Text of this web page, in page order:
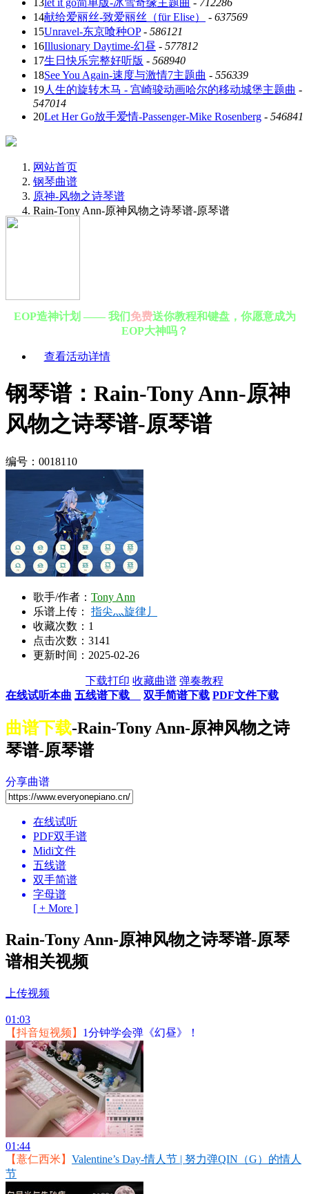
13 let it go简单版-冰雪奇缘主题曲 - 712286
14献给爱丽丝-致爱丽丝（für Elise） - 637569
15Unravel-东京喰种OP- 586121
16Illusionary Daytime-幻昼 - 577812
17生日快乐完整好听版 - 568940
18See You Again-速度与激情7主题曲 - 556339
19人生的旋转木马 - 宫崎骏动画哈尔的移动城堡主题曲 -
547014
20Let Her Go放手爱情-Passenger-Mike Rosenberg - 546841
网站首页
钢琴曲谱
原神-风物之诗琴谱
Rain-Tony Ann-原神风物之诗琴谱-原琴谱
EOP造神计划 —— 我们免费送你教程和键盘，你愿意成为
EOP大神吗？
查看活动详情
钢琴谱：Rain-Tony Ann-原神
风物之诗琴谱-原琴谱
编号：0018110
歌手/作者： Tony Ann
乐谱上传： 指尖灬旋律丿
收藏次数： 1
点击次数：3141
更新时间：2025-02-26
下载打印 收藏曲谱 弹奏教程
在线试听本曲 五线谱下载 双手简谱下载 PDF文件下载
曲谱下载-Rain-Tony Ann-原神风物之诗
琴谱-原琴谱
分享曲谱
在线试听
PDF双手谱
Midi文件
五线谱
双手简谱
字母谱
[ + More ]
Rain-Tony Ann-原神风物之诗琴谱-原琴
谱相关视频
上传视频
01:03
【抖音短视频】 1分钟学会弹《幻昼》！
01:44
【薏仁西米】 Valentine’s Day-情人节 | 努力弹QIN（G）的情人
节